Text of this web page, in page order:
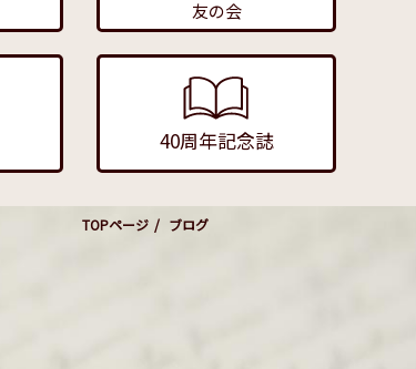
友の会
40周年記念誌
TOPページ ブログ